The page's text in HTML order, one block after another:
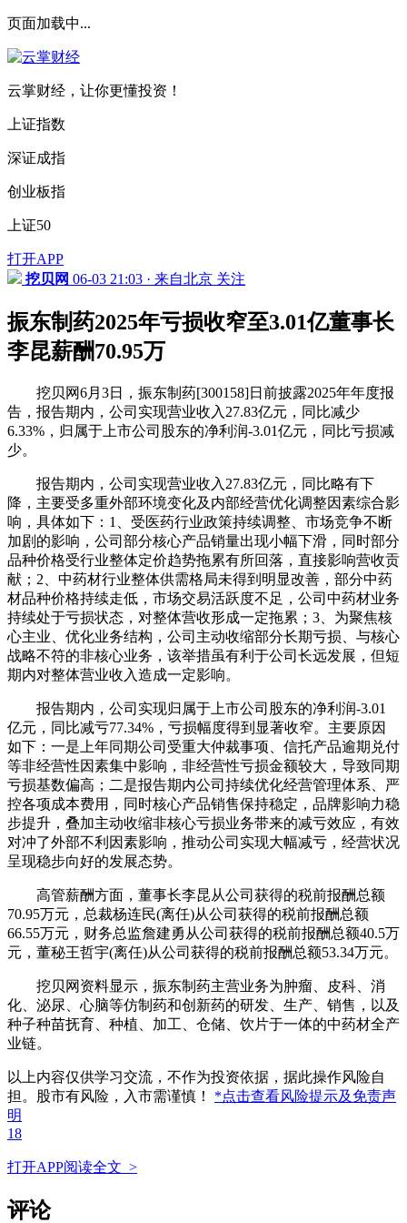
页面加载中...
云掌财经，让你更懂投资！
上证指数
深证成指
创业板指
上证50
打开APP
挖贝网 06-03 21:03 · 来自北京 关注
振东制药2025年亏损收窄至3.01亿董事长
李昆薪酬70.95万
挖贝网6月3日，振东制药[300158]日前披露2025年年度报
告，报告期内，公司实现营业收入27.83亿元，同比减少
6.33%，归属于上市公司股东的净利润-3.01亿元，同比亏损减
少。
报告期内，公司实现营业收入27.83亿元，同比略有下
降，主要受多重外部环境变化及内部经营优化调整因素综合影
响，具体如下：1、受医药行业政策持续调整、市场竞争不断
加剧的影响，公司部分核心产品销量出现小幅下滑，同时部分
品种价格受行业整体定价趋势拖累有所回落，直接影响营收贡
献；2、中药材行业整体供需格局未得到明显改善，部分中药
材品种价格持续走低，市场交易活跃度不足，公司中药材业务
持续处于亏损状态，对整体营收形成一定拖累；3、为聚焦核
心主业、优化业务结构，公司主动收缩部分长期亏损、与核心
战略不符的非核心业务，该举措虽有利于公司长远发展，但短
期内对整体营业收入造成一定影响。
报告期内，公司实现归属于上市公司股东的净利润-3.01
亿元，同比减亏77.34%，亏损幅度得到显著收窄。主要原因
如下：一是上年同期公司受重大仲裁事项、信托产品逾期兑付
等非经营性因素集中影响，非经营性亏损金额较大，导致同期
亏损基数偏高；二是报告期内公司持续优化经营管理体系、严
控各项成本费用，同时核心产品销售保持稳定，品牌影响力稳
步提升，叠加主动收缩非核心亏损业务带来的减亏效应，有效
对冲了外部不利因素影响，推动公司实现大幅减亏，经营状况
呈现稳步向好的发展态势。
高管薪酬方面，董事长李昆从公司获得的税前报酬总额
70.95万元，总裁杨连民(离任)从公司获得的税前报酬总额
66.55万元，财务总监詹建勇从公司获得的税前报酬总额40.5万
元，董秘王哲宇(离任)从公司获得的税前报酬总额53.34万元。
挖贝网资料显示，振东制药主营业务为肿瘤、皮科、消
化、泌尿、心脑等仿制药和创新药的研发、生产、销售，以及
种子种苗抚育、种植、加工、仓储、饮片于一体的中药材全产
业链。
以上内容仅供学习交流，不作为投资依据，据此操作风险自
担。股市有风险，入市需谨慎！ *点击查看风险提示及免责声
明
18
打开APP阅读全文 >
评论